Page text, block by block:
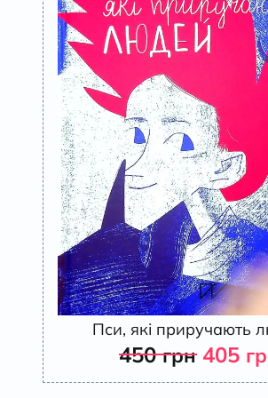
Пси, які приручають
450грн 405